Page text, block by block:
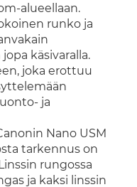
alueellaan.
runko ja
käsivaralla.
joka erottuu
ja
Nano USM
tarkennus on
rungossa
ja kaksi linssin